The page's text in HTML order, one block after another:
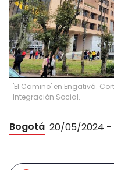
'El Camino' en Engativá.
Integración Social.
Bogotá 20/05/2024 -